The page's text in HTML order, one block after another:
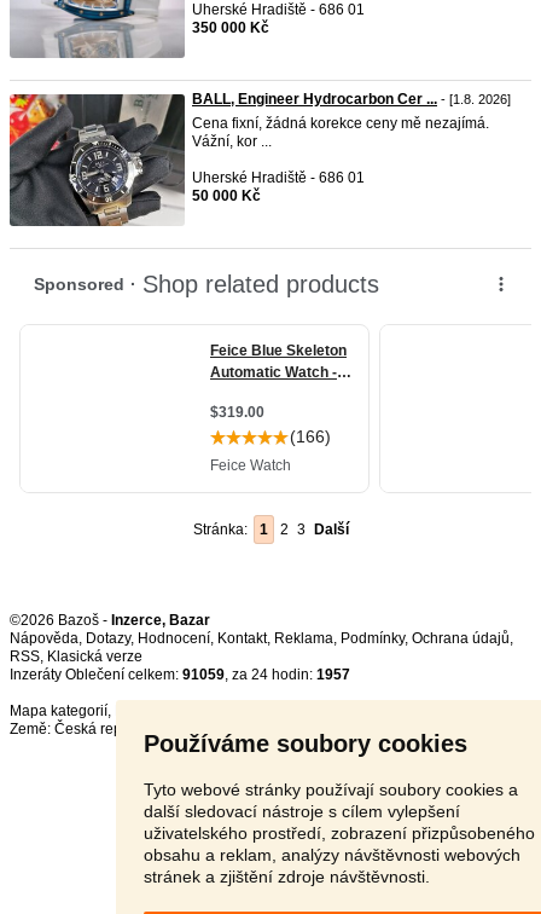
Používáme soubory cookies
Tyto webové stránky používají soubory cookies a
další sledovací nástroje s cílem vylepšení
uživatelského prostředí, zobrazení přizpůsobeného
obsahu a reklam, analýzy návštěvnosti webových
stránek a zjištění zdroje návštěvnosti.
Uherské Hradiště - 686 01
350 000 Kč
BALL, Engineer Hydrocarbon Cer ... - [1.8. 2026]
Cena fixní, žádná korekce ceny mě nezajímá.
Vážní, kor ...
Uherské Hradiště - 686 01
50 000 Kč
Stránka: 1 2 3 Další
©2026 Bazoš - Inzerce, Bazar
Nápověda, Dotazy, Hodnocení, Kontakt, Reklama, Podmínky, Ochrana údajů,
RSS,
Inzeráty Oblečení celkem: 91059, za 24 hodin: 1957
Mapa kategorií,
Země: Česká republika